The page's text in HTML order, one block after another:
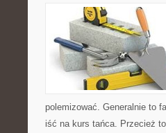
polemizować. Generalnie to
iść na kurs tańca. Przecież